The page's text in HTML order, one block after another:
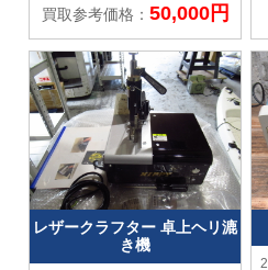
買取参考価格： 50,000円
レザークラフター 卓上ヘリ漉
き機